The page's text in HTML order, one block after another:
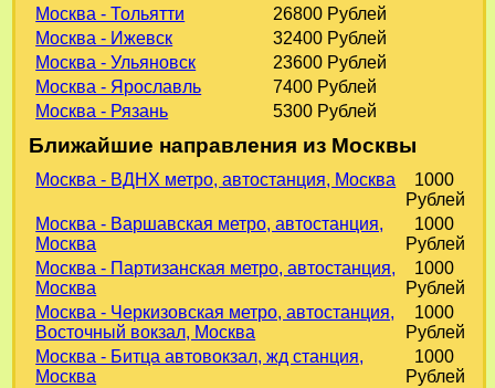
Москва - Тольятти
26800 Рублей
Москва - Ижевск
32400 Рублей
Москва - Ульяновск
23600 Рублей
Москва - Ярославль
7400 Рублей
Москва - Рязань
5300 Рублей
Ближайшие направления из Москвы
Москва - ВДНХ метро, автостанция, Москва
1000
Рублей
Москва - Варшавская метро, автостанция,
Москва
1000
Рублей
Москва - Партизанская метро, автостанция,
Москва
1000
Рублей
Москва - Черкизовская метро, автостанция,
Восточный вокзал, Москва
1000
Рублей
Москва - Битца автовокзал, жд станция,
Москва
1000
Рублей